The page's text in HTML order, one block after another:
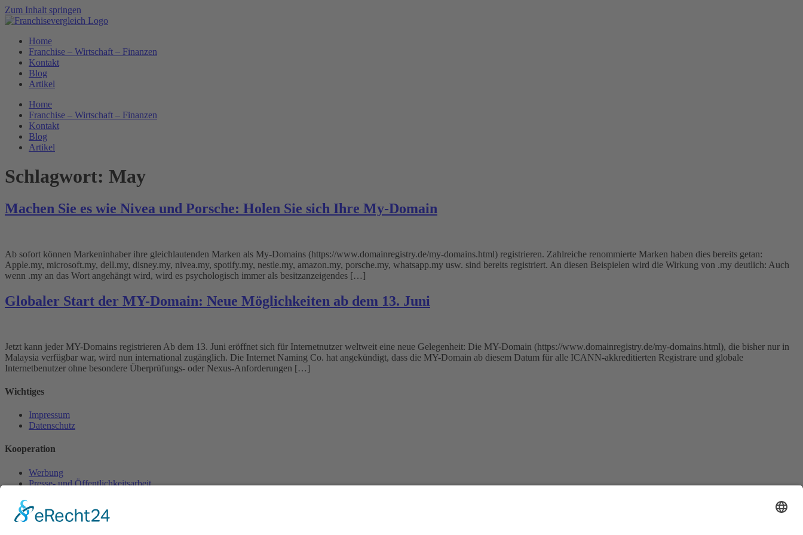
Zum Inhalt springen
Home
Franchise – Wirtschaft – Finanzen
Kontakt
Blog
Artikel
Home
Franchise – Wirtschaft – Finanzen
Kontakt
Blog
Artikel
Schlagwort: May
Machen Sie es wie Nivea und Porsche: Holen Sie sich Ihre My-Domain
Ab sofort können Markeninhaber ihre gleichlautenden Marken als My-Domains (https://www.domainregistry.de/my-domains.html) registrieren. Zahlreiche renommierte Marken haben dies bereits getan:
Apple.my, microsoft.my, dell.my, disney.my, nivea.my, spotify.my, nestle.my, amazon.my, porsche.my, whatsapp.my usw. sind bereits registriert. An diesen Beispielen wird die Wirkung von .my deutlich: Auch
wenn .my an das Wort angehängt wird, wird es psychologisch immer als besitzanzeigendes […]
Globaler Start der MY-Domain: Neue Möglichkeiten ab dem 13. Juni
Jetzt kann jeder MY-Domains registrieren Ab dem 13. Juni eröffnet sich für Internetnutzer weltweit eine neue Gelegenheit: Die MY-Domain (https://www.domainregistry.de/my-domains.html), die bisher nur in
Malaysia verfügbar war, wird nun international zugänglich. Die Internet Naming Co. hat angekündigt, dass die MY-Domain ab diesem Datum für alle ICANN-akkreditierten Registrare und globale
Internetbenutzer ohne besondere Überprüfungs- oder Nexus-Anforderungen […]
Wichtiges
Impressum
Datenschutz
Kooperation
Werbung
Presse- und Öffentlichkeitsarbeit
Aktuelles